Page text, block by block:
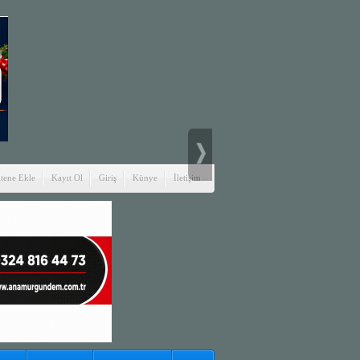
Ekle Kayıt Ol Giriş Künye İletişim